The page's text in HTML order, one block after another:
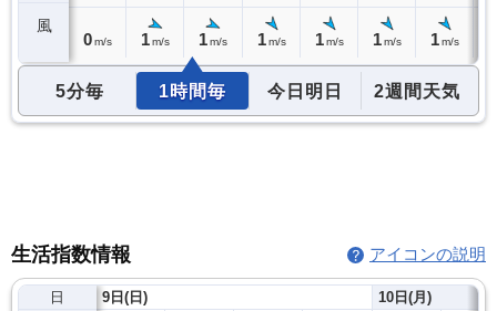
風
0 m/s 1 m/s 1m/s 1 m/s 1 m/s 1 m/s 1 m/s
5分毎 1時間毎 今日明日 2週間天気
生活指数情報 アイコンの説明
日
9日(日) 10日(月)